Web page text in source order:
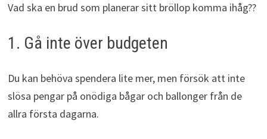
Vad ska en brud som planerar sitt bröllop komma ihåg??
1. Gå inte över budgeten
Du kan behöva spendera lite mer, men försök att inte
slösa pengar på onödiga bågar och ballonger från de
allra första dagarna.